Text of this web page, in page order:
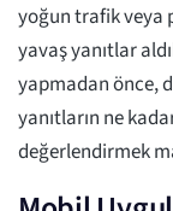
yoğun trafik veya
yavaş yanıtlar
yapmadan önce,
yanıtların ne
değerlendirmek